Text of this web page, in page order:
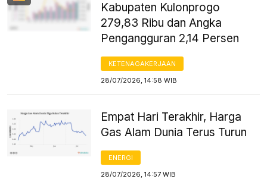
Kabupaten Kulonprogo
279,83 Ribu dan Angka
Pengangguran 2,14 Persen
KETENAGAKERJAAN
28/07/2026, 14:58 WIB
Empat Hari Terakhir, Harga
Gas Alam Dunia Terus Turun
ENERGI
28/07/2026, 14:57 WIB